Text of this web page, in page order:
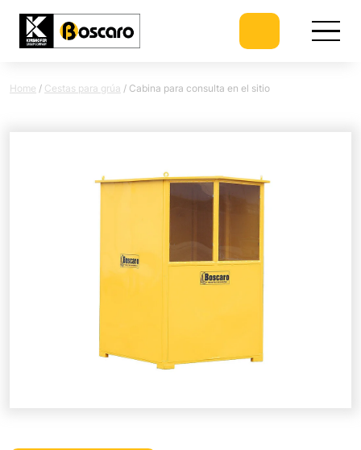
Home / Cestas para grúa / Cabina para consulta en el sitio